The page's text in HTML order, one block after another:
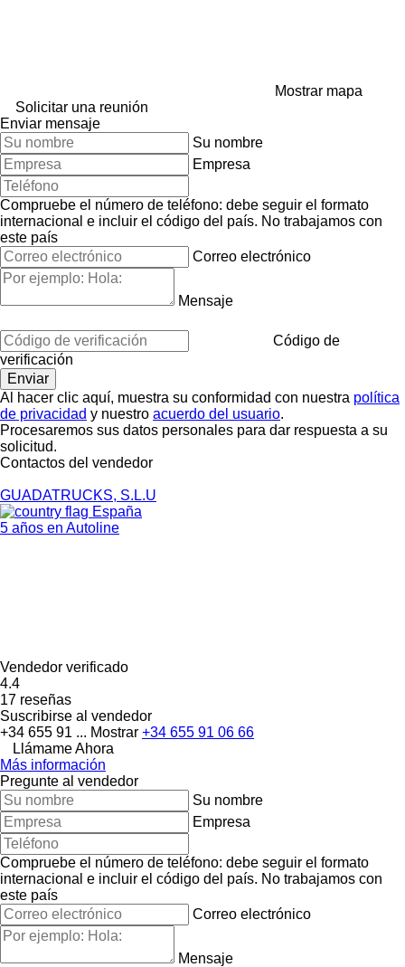
Mostrar mapa
Solicitar una reunión
Enviar mensaje
Su nombre
Empresa
Compruebe el número de teléfono: debe seguir el formato
internacional e incluir el código del país. No trabajamos con
este país
Correo electrónico
Mensaje
Código de
verificación
Al hacer clic aquí, muestra su conformidad con nuestra política
de privacidad y nuestro acuerdo del usuario.
Procesaremos sus datos personales para dar respuesta a su
solicitud.
Contactos del vendedor
GUADATRUCKS, S.L.U
España
5 años en Autoline
Vendedor verificado
4.4
17 reseñas
Suscribirse al vendedor
+34 655 91 ... Mostrar +34 655 91 06 66
Llámame Ahora
Más información
Pregunte al vendedor
Su nombre
Empresa
Compruebe el número de teléfono: debe seguir el formato
internacional e incluir el código del país. No trabajamos con
este país
Correo electrónico
Mensaje